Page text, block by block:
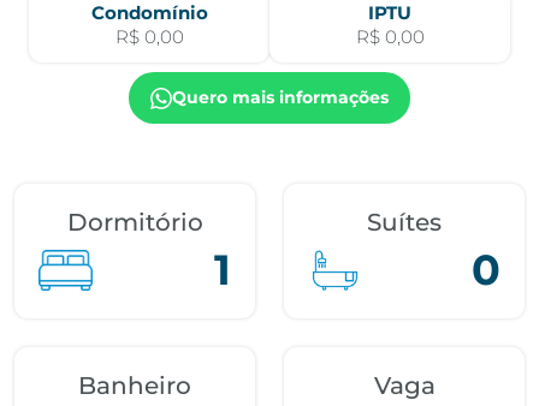
Condomínio
R$ 0,00
IPTU
R$ 0,00
Quero mais informações
Dormitório
1
Suítes
0
Banheiro Vaga